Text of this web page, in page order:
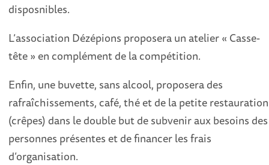
disposnibles.
L’association Dézépions proposera un atelier « Casse-
tête » en complément de la compétition.
Enfin, une buvette, sans alcool, proposera des
rafraîchissements, café, thé et de la petite restauration
(crêpes) dans le double but de subvenir aux besoins des
personnes présentes et de financer les frais
d’organisation.